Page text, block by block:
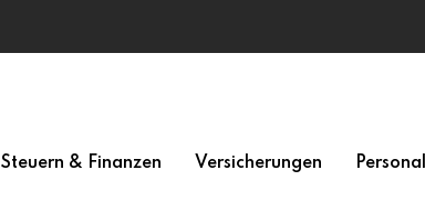
Steuern & Finanzen Versicherungen Personal